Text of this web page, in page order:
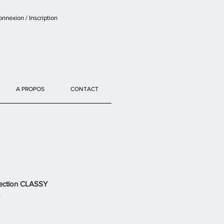
/ Inscription
A PROPOS CONTACT
CLASSY